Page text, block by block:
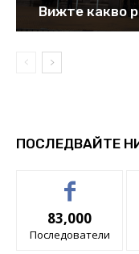
Вижте какво
ПОСЛЕДВАЙТЕ
83,000
Последователи